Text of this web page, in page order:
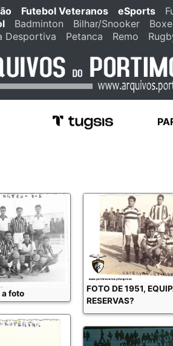
Futebol Veteranos eSports
Badminton Bilhar/Snooker Boxe
Desportiva Petanca Remo
foto
FOTO DE 1951,
RESERVAS?